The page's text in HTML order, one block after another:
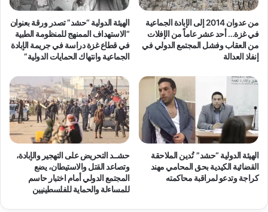
من عدوان 2014 إلى الإبادة الجماعية
في غزة… أحد عشر عاماً من الإفلات
من العقاب وفشل المجتمع الدولي في
إنفاذ العدالة
الهيئة الدولية “حشد” تصدر ورقة بعنوان
“الاستهداف الممنهج للمنظومة الطبية
في قطاع غزة دراسة في جريمة الإبادة
الجماعية وانتهاك الحمايات الدولية”
الهيئة الدولية “حشد” تُدين الملاحقة
القضائية الكيدية بحق المحامي مهند
كراجة وتدعو لمراقبة محاكمته
حشــد التحريض على التهجير والإبادة،
وتصاعد القتل والاستيطان، يضع
المجتمع الدولي أمام اختبار حاسم
للمساءلة والحماية للفلسطينيين